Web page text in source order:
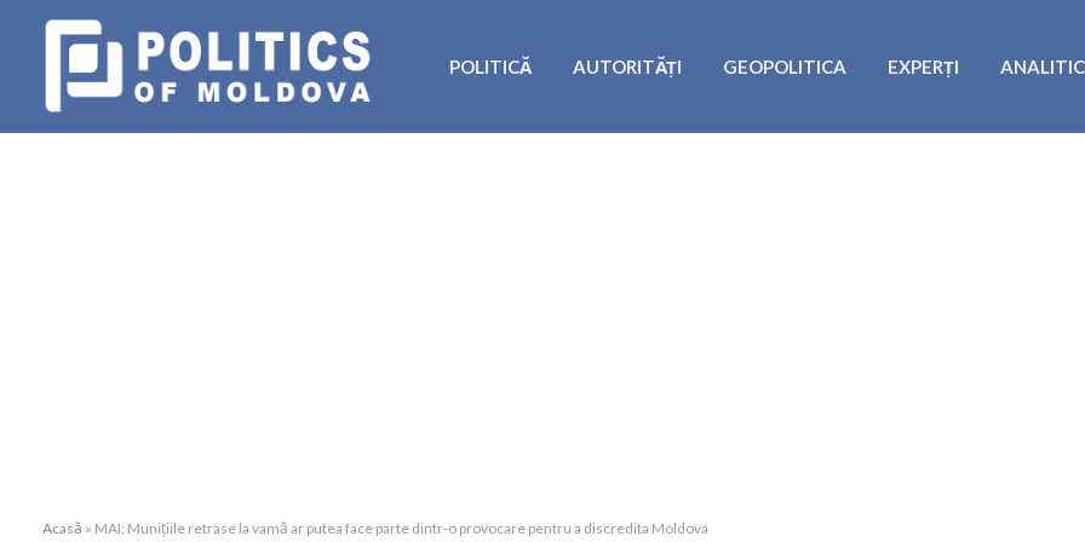
POLITICĂ AUTORITĂȚI GEOPOLITICA EXPERȚI
Acasă » MAI: Munițiile retrase la vamă ar putea face parte dintr-o provocare pentru a discredita Moldova